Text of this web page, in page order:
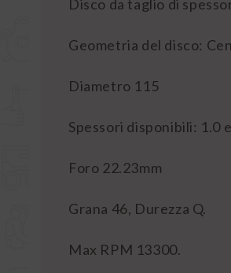
Disco da taglio di
Geometria del disco:
Diametro 115
Spessori disponibili: 1.0
Foro 22.23mm
Grana 46, Durezza Q.
Max RPM 13300.